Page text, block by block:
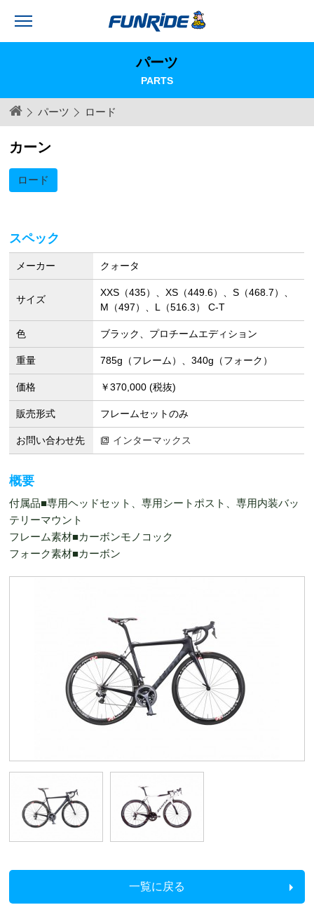
パーツ
PARTS
パーツ ロード
カーン
ロード
スペック
メーカー クォータ
サイズ
XXS（435）、XS（449.6）、S（468.7）、
M（497）、L（516.3） C-T
色 ブラック、プロチームエディション
重量 785g（フレーム）、340g（フォーク）
価格 ￥370,000 (税抜)
販売形式 フレームセットのみ
お問い合わせ先 インターマックス
概要
付属品■専用ヘッドセット、専用シートポスト、専用内装バッ
テリーマウント
フレーム素材■カーボンモノコック
フォーク素材■カーボン
一覧に戻る